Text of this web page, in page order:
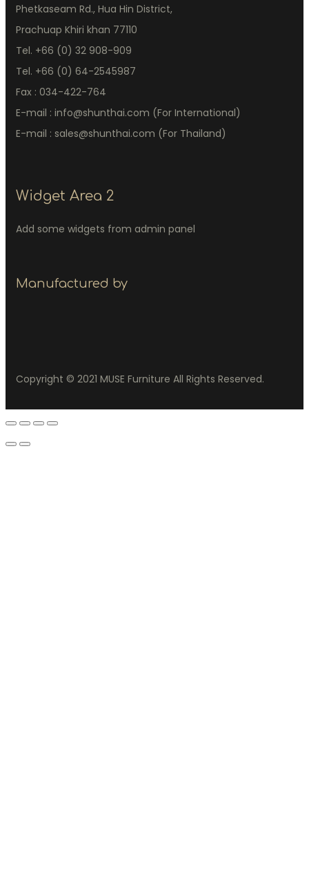
Phetkaseam Rd., Hua Hin District,
Prachuap Khiri khan 77110
Tel. +66 (0) 32 908-909
Tel. +66 (0) 64-2545987
Fax : 034-422-764
E-mail : info@shunthai.com (For International)
E-mail : sales@shunthai.com (For Thailand)
Widget Area 2
Add some widgets from admin panel
Manufactured by
Copyright © 2021 MUSE Furniture All Rights Reserved.